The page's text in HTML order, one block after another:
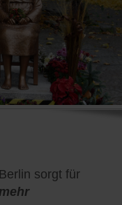
sorgt für